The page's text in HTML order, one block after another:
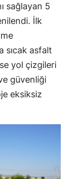
sağlayan 5
İlk
sıcak asfalt
yol çizgileri
güvenliği
eksiksiz